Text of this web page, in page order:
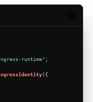
runtime" ;
({